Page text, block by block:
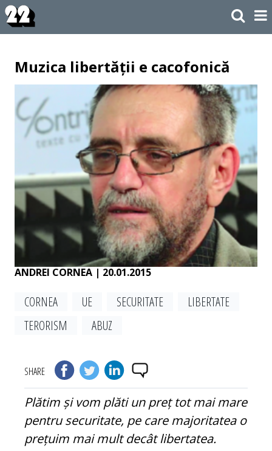
Muzica libertății e cacofonică
ANDREI CORNEA | 20.01.2015
CORNEA UE SECURITATE
LIBERTATE
TERORISM
ABUZ
SHARE
Plătim și vom plăti un preț tot mai mare
pentru securitate, pe care majoritatea o
prețuim mai mult decât libertatea.